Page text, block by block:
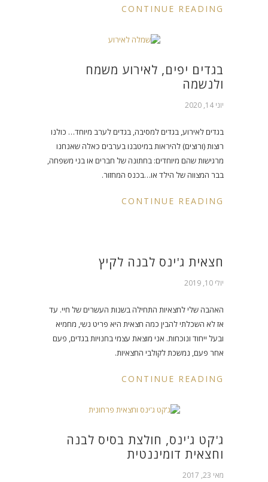
CONTINUE READING
בגדים יפים, לאירוע משמח
ולנשמה
יוני 14, 2020
בגדים לאירוע, בגדים למסיבה, בגדים לערב מיוחד… כולנו
רוצות (ורוצים) להיראות במיטבנו בערבים כאלה שאנחנו
מרגישות שהם מיוחדים: בחתונה של חברים או בני משפחה,
בבר המצווה של הילד או…בכנס המחזור.
CONTINUE READING
חצאית ג'ינס לבנה לקיץ
יולי 10, 2019
האהבה שלי לחצאיות התחילה בשנות העשרים של חיי. עד
אז לא השכלתי להבין כמה חצאית היא פריט נשי, מחמיא
ובעל ייחוד ונוכחות. אני מוצאת עצמי בחנויות בגדים, פעם
אחר פעם, נמשכת לקולבי החצאיות.
CONTINUE READING
ג'קט ג'ינס, חולצת בסיס לבנה
וחצאית דומיננטית
מאי 23, 2017